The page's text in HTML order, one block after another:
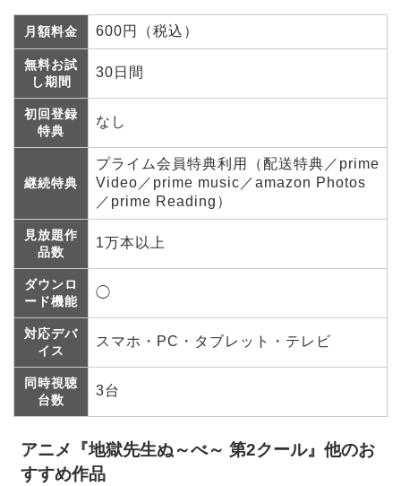
月額料金 600円（税込）
無料お試
し期間
30日間
初回登録
特典
なし
継続特典
プライム会員特典利用（配送特典／prime
Video／prime music／amazon Photos
／prime Reading）
見放題作
品数
1万本以上
ダウンロ
ード機能
◯
対応デバ
イス
スマホ・PC・タブレット・テレビ
同時視聴
台数
3台
アニメ『地獄先生ぬ～べ～ 第2クール』他のお
すすめ作品